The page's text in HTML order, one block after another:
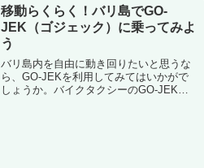
人々の日常を知りたいと思ったのであれ
ば、トラディッショナル市...
移動らくらく！バリ島でGO-
JEK（ゴジェック）に乗ってみよ
う
バリ島内を自由に動き回りたいと思うな
ら、GO-JEKを利用してみてはいかがで
しょうか。バイクタクシーのGO-JEK